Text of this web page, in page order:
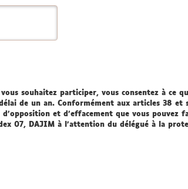
souhaitez participer, vous consentez à ce
de un an. Conformément aux articles 38
d’opposition et d’effacement que vous
07, DAJIM à l’attention du délégué à la